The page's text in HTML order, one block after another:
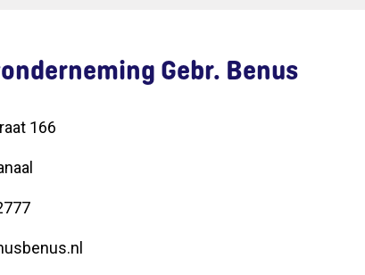
Gebr. Benus
166